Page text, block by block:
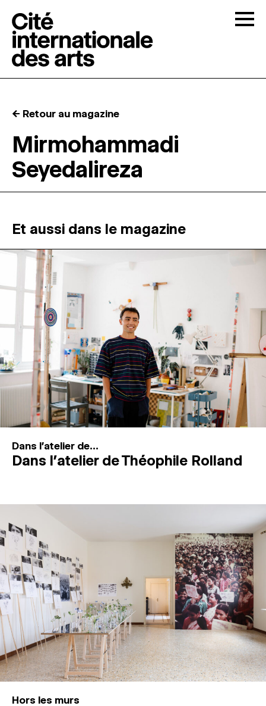
RÉSIDENCES ↓
MAGAZINE
ESPACES DE PRATIQUE ARTISTIQUE
Recherche
Connexion
↓
← Retour au magazine
Mirmohammadi
Seyedalireza
Et aussi dans le magazine
Dans l'atelier de...
Dans l’atelier de Théophile Rolland
Hors les murs